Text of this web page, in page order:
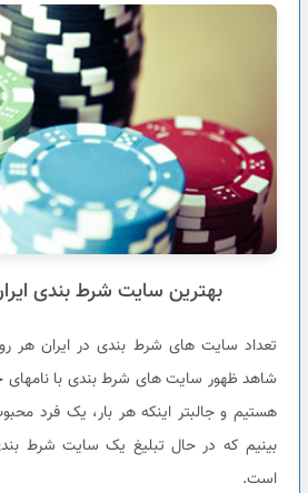
بهترین سایت شرط بندی
تعداد سایت های شرط بندی در ایران هر
شاهد ظهور سایت های شرط بندی با نامهای
هستیم و جالبتر اینکه هر بار، یک فرد
بینیم که در حال تبلیغ یک سایت شرط
است.